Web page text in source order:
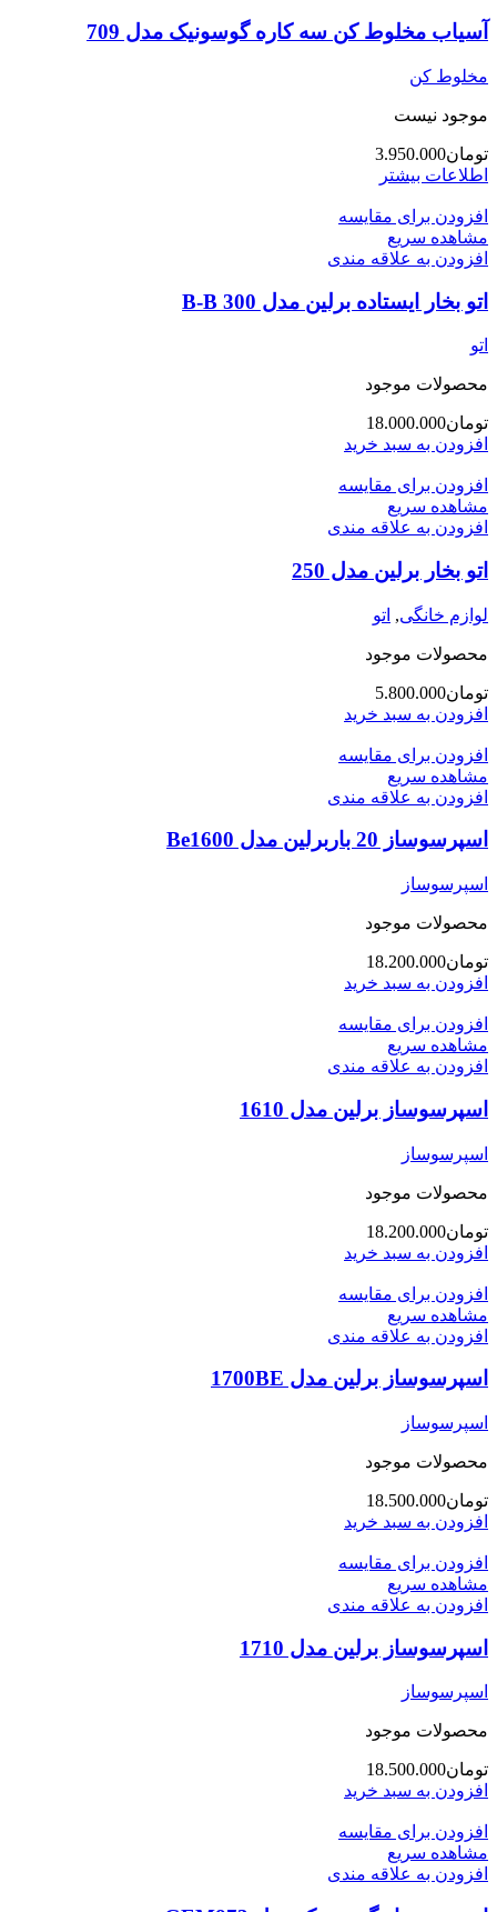
آسیاب مخلوط کن سه کاره گوسونیک مدل 709
مخلوط کن
موجود نیست
تومان3.950.000
اطلاعات بیشتر
افزودن برای مقایسه
مشاهده سریع
افزودن به علاقه مندی
اتو بخار ایستاده برلین مدل 300 B-B
اتو
محصولات موجود
تومان18.000.000
افزودن به سبد خرید
افزودن برای مقایسه
مشاهده سریع
افزودن به علاقه مندی
اتو بخار برلین مدل 250
لوازم خانگی, اتو
محصولات موجود
تومان5.800.000
افزودن به سبد خرید
افزودن برای مقایسه
مشاهده سریع
افزودن به علاقه مندی
اسپرسوساز 20 باربرلین مدل Be1600
اسپرسوساز
محصولات موجود
تومان18.200.000
افزودن به سبد خرید
افزودن برای مقایسه
مشاهده سریع
افزودن به علاقه مندی
اسپرسوساز برلین مدل 1610
اسپرسوساز
محصولات موجود
تومان18.200.000
افزودن به سبد خرید
افزودن برای مقایسه
مشاهده سریع
افزودن به علاقه مندی
اسپرسوساز برلین مدل 1700BE
اسپرسوساز
محصولات موجود
تومان18.500.000
افزودن به سبد خرید
افزودن برای مقایسه
مشاهده سریع
افزودن به علاقه مندی
اسپرسوساز برلین مدل 1710
اسپرسوساز
محصولات موجود
تومان18.500.000
افزودن به سبد خرید
افزودن برای مقایسه
مشاهده سریع
افزودن به علاقه مندی